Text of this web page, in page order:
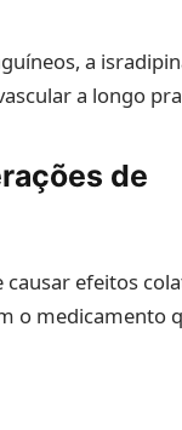
a
a longo
de
efeitos
o medicamento